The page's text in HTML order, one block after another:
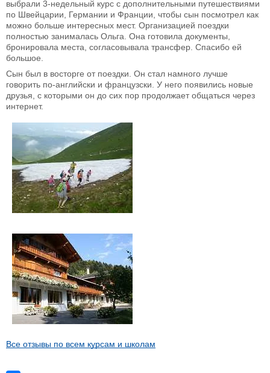
выбрали 3-недельный курс с дополнительными путешествиями
по Швейцарии, Германии и Франции, чтобы сын посмотрел как
можно больше интересных мест. Организацией поездки
полностью занималась Ольга. Она готовила документы,
бронировала места, согласовывала трансфер. Спасибо ей
большое.
Сын был в восторге от поездки. Он стал намного лучше
говорить по-английски и французски. У него появились новые
друзья, с которыми он до сих пор продолжает общаться через
интернет.
Все отзывы по всем курсам и школам